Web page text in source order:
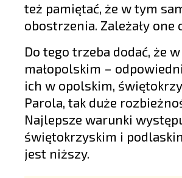
też pamiętać, że w tym
obostrzenia. Zależały
Do tego trzeba dodać, że
małopolskim –
ich w opolskim,
Parola, tak duże
Najlepsze warunki
świętokrzyskim i
jest niższy.